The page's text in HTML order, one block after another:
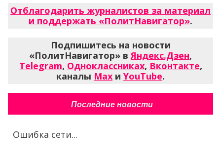
Отблагодарить журналистов за материал
и поддержать «ПолитНавигатор».
Подпишитесь на новости
«ПолитНавигатор» вЯндекс.Дзен,
Telegram, Одноклассниках, Вконтакте,
каналы Max и YouTube.
Последние новости
Ошибка сети...